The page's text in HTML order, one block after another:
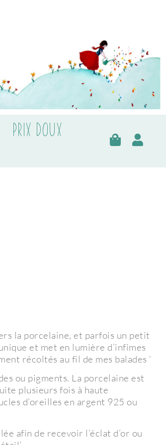
PRIX DOUX
la porcelaine, et parfois un petit
et met en lumière d’infimes
récoltés au fil de mes balades ‘
ou pigments. La porcelaine est
plusieurs fois à haute
d’oreilles en argent 925 ou
afin de recevoir l’éclat d’or ou